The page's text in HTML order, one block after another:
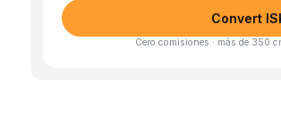
Convert
Cero comisiones · más de 350